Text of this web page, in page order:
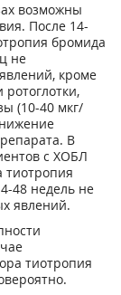
возможны
После 14-
бромида
не
кроме
ротоглотки,
(10-40 мкг/
В
с ХОБЛ
48 недель не
явлений.
тиотропия